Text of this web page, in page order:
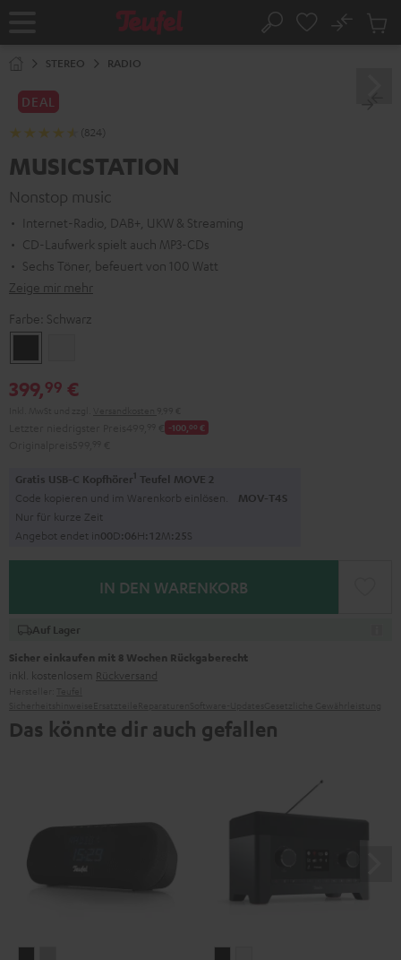
Startseite Suche
No
STEREO RADIO
DEAL
(824)
MUSICSTATION
Nonstop music
Internet-Radio, DAB+, UKW & Streaming
CD-Laufwerk spielt auch MP3-CDs
Sechs Töner, befeuert von 100 Watt
Zeige mir mehr
Farbe: Schwarz
399,99 €
-100,00 €
Gratis USB-C Kopfhörer1 Teufel MOVE 2
Code kopieren und im Warenkorb einlösen. MOV-T4S
Nur für kurze Zeit
Angebot endet in00D:06H:1 2M: 24S
IN DEN WARENKORB
Auf Lager
Sicher einkaufen mit 8 Wochen Rückgaberecht
inkl. kostenlosem Rückversand
Das könnte dir auch gefallen